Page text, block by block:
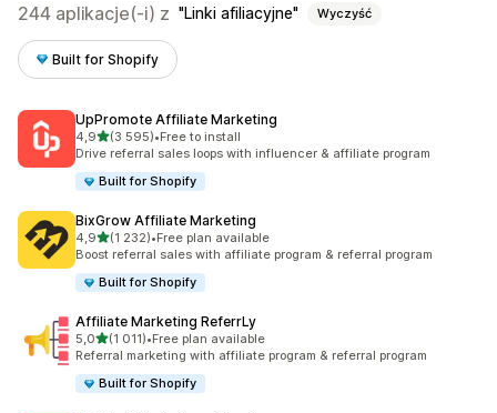
244 aplikacje(-i) z Linki afiliacyjne Wyczyść
Built for Shopify
UpPromote Affiliate Marketing
4,9na 5 gwiazdek
(3 595)
Łączna liczba recenzji: 3595
•Free to install
Drive referral sales loops with influencer & affiliate program
Built for Shopify
BixGrow Affiliate Marketing
4,9na 5 gwiazdek
(1 232)
Łączna liczba recenzji: 1232
•Free plan available
Boost referral sales with affiliate program & referral program
Built for Shopify
Affiliate Marketing ReferrLy
5,0na 5 gwiazdek
(1 011)
Łączna liczba recenzji: 1011
•Free plan available
Referral marketing with affiliate program & referral program
Built for Shopify